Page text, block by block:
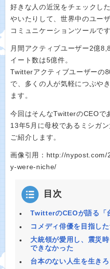
好きな人の近況をチェックし
やいたりして、世界中のユー
コミュニケーションツールです
月間アクティブユーザー2億
イート数は5億件。
Twitterアクティブユーザーの
で、多くの人が気軽につぶや
ます。
今回はそんなTwitterのCEOで
13年5月に母校であるミシガ
ご紹介します。
画像引用：http://
y-were-niche/
目次
TwitterのCEOが語る「
コメディ俳優を目指し
大統領が愛用し、震災
できなかった
台本のない人生を生きろ